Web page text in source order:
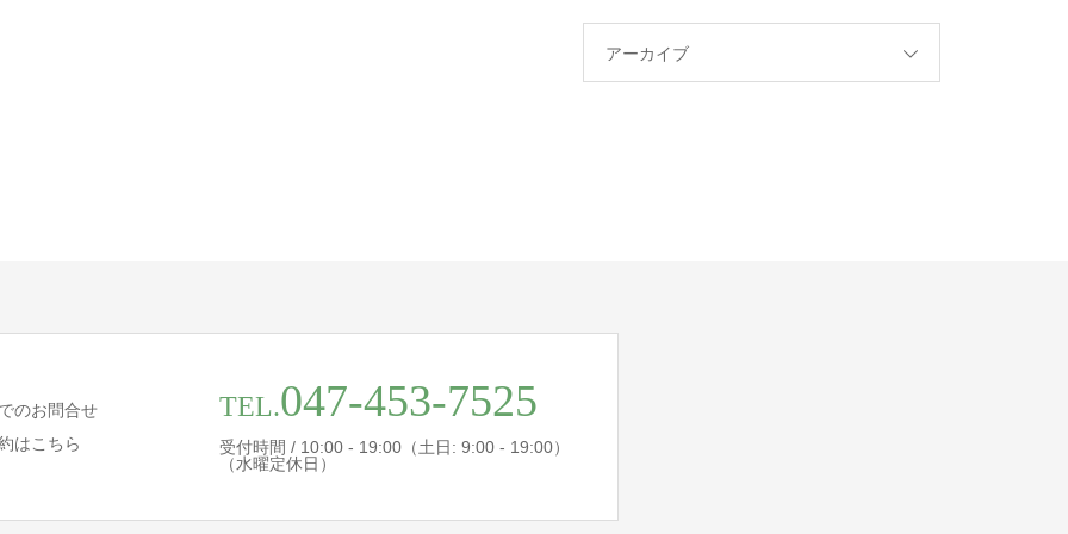
アーカイブ
のお問合せ
はこちら
TEL.047-453-7525
受付時間 / 10:00 - 19:00（土日: 9:00 - 19:00）
（水曜定休日）